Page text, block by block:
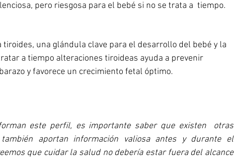
pero riesgosa para el bebé si no se trata a  tiempo.
una glándula clave para el desarrollo del bebé y la
a tiempo alteraciones tiroideas ayuda a prevenir
y favorece un crecimiento fetal óptimo.
este perfil, es importante saber que existen  otras
aportan información valiosa antes y durante el
que cuidar la salud no debería estar fuera del alcance